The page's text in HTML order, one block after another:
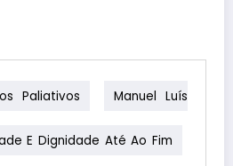
Paliativos Manuel Luís
E Dignidade Até Ao Fim